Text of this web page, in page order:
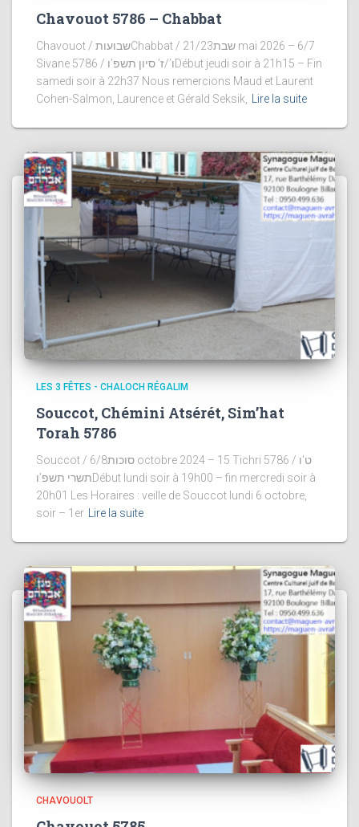
Chavouot 5786 – Chabbat
Chavouot / שבועותChabbat / שבת21/23 mai 2026 – 6/7
Sivane 5786 / ו’/ז’ סיון תשפ’וDébut jeudi soir à 21h15 – Fin
samedi soir à 22h37 Nous remercions Maud et Laurent
Cohen-Salmon, Laurence et Gérald Seksik,
Lire la suite
LES 3 FÊTES - CHALOCH RÉGALIM
Souccot, Chémini Atsérét, Sim’hat
Torah 5786
Souccot / סוכות6/8 octobre 2024 – 15 Tichri 5786 / ט’ו
תשרי תשפ’וDébut lundi soir à 19h00 – fin mercredi soir à
20h01 Les Horaires : veille de Souccot lundi 6 octobre,
soir – 1er
Lire la suite
CHAVOUOLT